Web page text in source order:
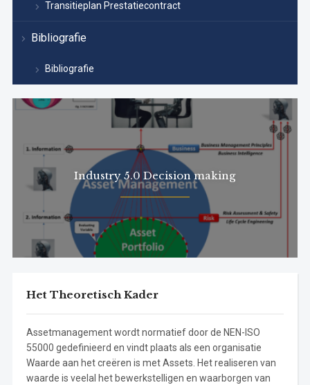
Transitieplan Prestatiecontract
Bibliografie
Bibliografie
Industry 5.0 Decision making
Het Theoretisch Kader
Assetmanagement wordt normatief door de NEN-ISO
55000 gedefinieerd en vindt plaats als een organisatie
Waarde aan het creëren is met Assets. Het realiseren van
waarde is veelal het bewerkstelligen en waarborgen van